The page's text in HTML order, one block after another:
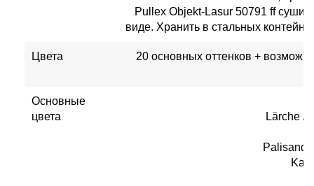
Pullex Objekt-Lasur 50791 ff
виде. Хранить в стальных
Цвета 20 основных оттенков +
Основные
цвета
Lärche /